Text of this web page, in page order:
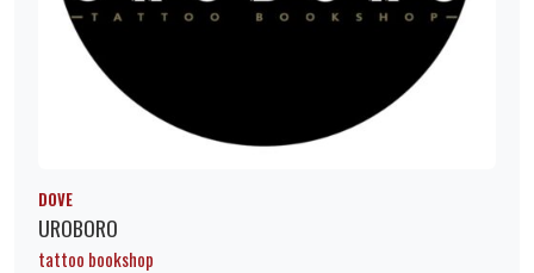
DOVE
UROBORO
tattoo bookshop